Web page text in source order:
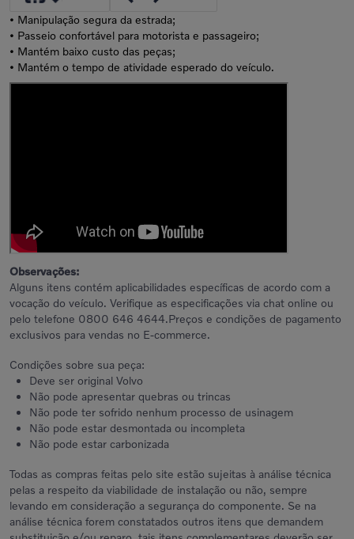
• Manipulação segura da estrada;
• Passeio confortável para motorista e passageiro;
• Mantém baixo custo das peças;
• Mantém o tempo de atividade esperado do veículo.
Observações:
Alguns itens contém aplicabilidades específicas de acordo com a
vocação do veículo. Verifique as especificações via chat online ou
pelo telefone 0800 646 4644.Preços e condições de pagamento
exclusivos para vendas no E-commerce.
Condições sobre sua peça:
Deve ser original Volvo
Não pode apresentar quebras ou trincas
Não pode ter sofrido nenhum processo de usinagem
Não pode estar desmontada ou incompleta
Não pode estar carbonizada
Todas as compras feitas pelo site estão sujeitas à análise técnica
pelas a respeito da viabilidade de instalação ou não, sempre
levando em consideração a segurança do componente. Se na
análise técnica forem constatados outros itens que demandem